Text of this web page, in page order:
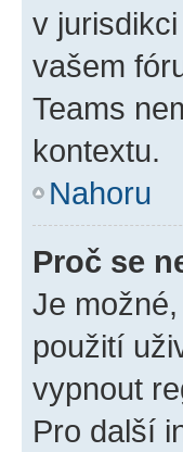
v
vašem
Teams
kontextu.
Nahoru
Proč se
Je
použití
vypnout
Pro další